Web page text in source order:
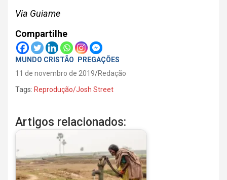
Via Guiame
Compartilhe
MUNDO CRISTÃO
PREGAÇÕES
11 de novembro de 2019 Redação
Tags: Reprodução/Josh Street
Artigos relacionados: